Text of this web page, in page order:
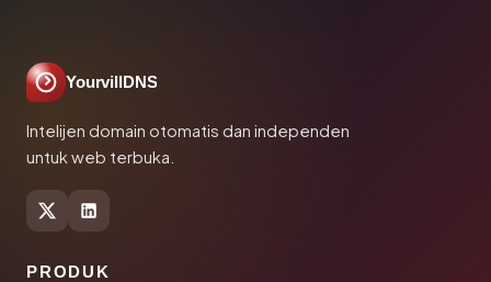
YourvillDNS
Intelijen domain otomatis dan independen
untuk web terbuka.
PRODUK